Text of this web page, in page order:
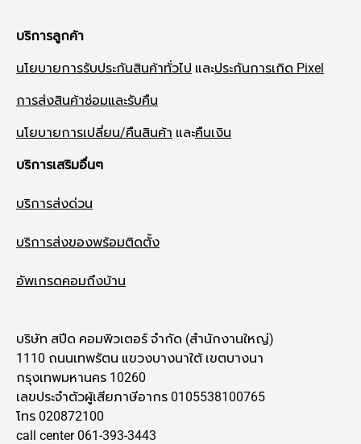
บริการลูกค้า
นโยบายการรับประกันสินค้าทั่วไป และประกันการเกิด Pixel
การส่งสินค้าซ่อมและรับคืน
นโยบายการเปลี่ยน/คืนสินค้า และคืนเงิน
บริการเสริมอื่นๆ
บริการส่งด่วน
บริการส่งของพร้อมติดตั้ง
อัพเกรดคอมถึงบ้าน
บริษัท สปีด คอมพิวเตอร์ จำกัด (สำนักงานใหญ่)
1110 ถนนเทพรัตน แขวงบางนาใต้ เขตบางนา
กรุงเทพมหานคร 10260
เลขประจำตัวผู้เสียภาษีอากร 0105538100765
โทร 020872100
call center 061-393-3443